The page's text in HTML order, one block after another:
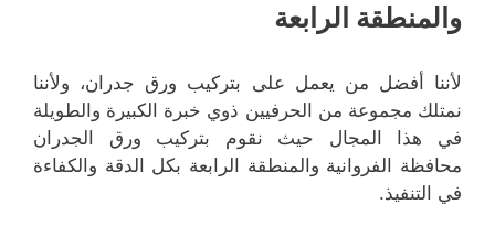
والمنطقة الرابعة
لأننا أفضل من يعمل على بتركيب ورق جدران، ولأننا
نمتلك مجموعة من الحرفيين ذوي خبرة الكبيرة والطويلة
في هذا المجال حيث نقوم بتركيب ورق الجدران
محافظة الفروانية والمنطقة الرابعة بكل الدقة والكفاءة
في التنفيذ.